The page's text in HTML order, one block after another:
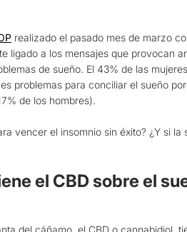
realizado el pasado mes de marzo
ligado a los mensajes que provocan
de sueño. El 43% de las
problemas para conciliar el sueño
de los hombres).
vencer el insomnio sin éxito? ¿Y si
el CBD sobre el
del cáñamo, el CBD o cannabidiol,